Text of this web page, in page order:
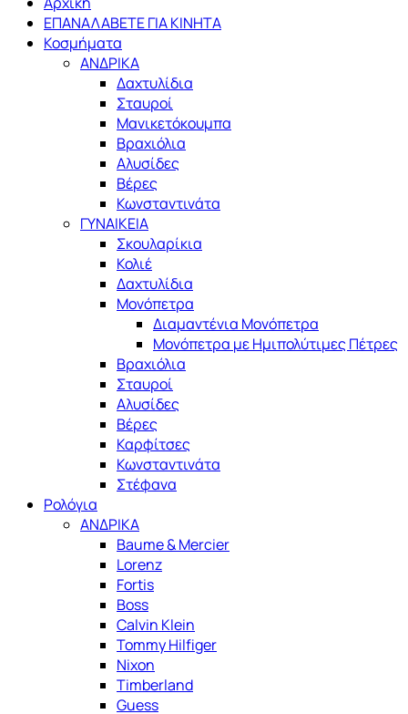
ΕΠΑΝΑΛΑΒΕΤΕ ΓΙΑ ΚΙΝΗΤΑ
Κοσμήματα
ΑΝΔΡΙΚΑ
Δαχτυλίδια
Σταυροί
Μανικετόκουμπα
Βραχιόλια
Αλυσίδες
Βέρες
Κωνσταντινάτα
ΓΥΝΑΙΚΕΙΑ
Σκουλαρίκια
Κολιέ
Δαχτυλίδια
Μονόπετρα
Διαμαντένια Μονόπετρα
Μονόπετρα με Ημιπολύτιμες Πέτρες
Βραχιόλια
Σταυροί
Αλυσίδες
Βέρες
Καρφίτσες
Κωνσταντινάτα
Στέφανα
Ρολόγια
ΑΝΔΡΙΚΑ
Baume & Mercier
Lorenz
Fortis
Boss
Calvin Klein
Tommy Hilfiger
Nixon
Timberland
Guess